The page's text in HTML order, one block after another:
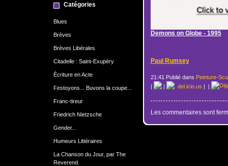
Catégories
Blues
Brèves
Brèves Libérales
Citadelle : Saint-Exupéry
Écriture en Acte
Festoyons... Buvons la coupe...
Franc-tireur
Friedrich Nietzsche
Gender...
Humeurs Littéraires
La Chanson du Jour, par The
Reverend.
Demons on Globe - 1995
Paul Rumsey
21:41 Publié dans Peinture-
|
| del.icio.us | |
Les commentaires sont